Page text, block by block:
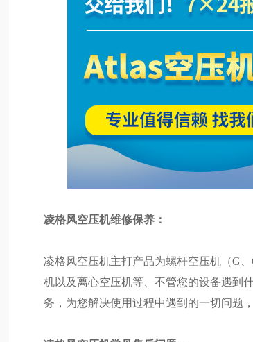
凌格风空压机维修保养：
凌格风空压机主打产品为螺杆空压机（G
机以及离心空压机等、不管您的设备遇到
务，为您解决使用过程中遇到的一切问题